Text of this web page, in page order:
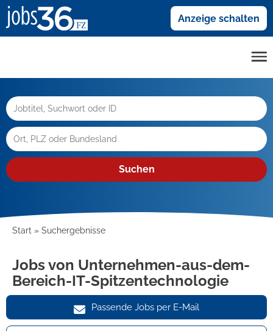
Anzeige schalten
Suchen
Start Suchergebnisse
Jobs von Unternehmen-aus-dem-
Bereich-IT-Spitzentechnologie
Passende Jobs per E-Mail